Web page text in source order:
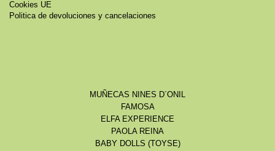
Cookies UE
Politica de devoluciones y cancelaciones
MUÑECAS NINES D´ONIL
FAMOSA
ELFA EXPERIENCE
PAOLA REINA
BABY DOLLS (TOYSE)